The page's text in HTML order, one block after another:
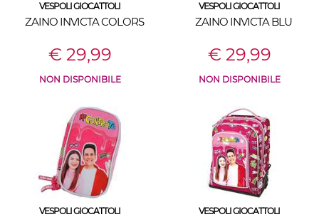
VESPOLI GIOCATTOLI
ZAINO INVICTA COLORS
€ 29,99
NON DISPONIBILE
VESPOLI GIOCATTOLI
ZAINO INVICTA BLU
€ 29,99
NON DISPONIBILE
VESPOLI GIOCATTOLI VESPOLI GIOCATTOLI